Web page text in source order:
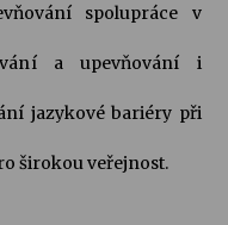
spolupráce v
a upevňování i
jazykové bariéry při
širokou veřejnost.